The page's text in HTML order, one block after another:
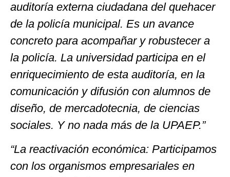
auditoría externa ciudadana del quehacer
de la policía municipal. Es un avance
concreto para acompañar y robustecer a
la policía. La universidad participa en el
enriquecimiento de esta auditoría, en la
comunicación y difusión con alumnos de
diseño, de mercadotecnia, de ciencias
sociales. Y no nada más de la UPAEP.”
“La reactivación económica: Participamos
con los organismos empresariales en